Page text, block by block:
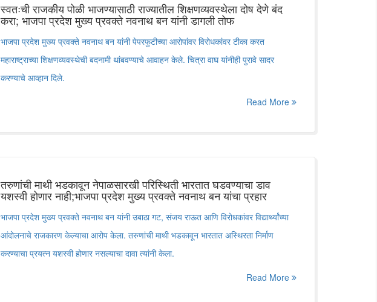
स्वतःची राजकीय पोळी भाजण्यासाठी राज्यातील शिक्षणव्यवस्थेला दोष देणे बंद
करा; भाजपा प्रदेश मुख्य प्रवक्ते नवनाथ बन यांनी डागली तोफ
भाजपा प्रदेश मुख्य प्रवक्ते नवनाथ बन यांनी पेपरफुटीच्या आरोपांवर विरोधकांवर टीका करत
महाराष्ट्राच्या शिक्षणव्यवस्थेची बदनामी थांबवण्याचे आवाहन केले. चित्रा वाघ यांनीही पुरावे सादर
करण्याचे आव्हान दिले.
Read More
तरुणांची माथी भडकावून नेपाळसारखी परिस्थिती भारतात घडवण्याचा डाव
यशस्वी होणार नाही;भाजपा प्रदेश मुख्य प्रवक्ते नवनाथ बन यांचा प्रहार
भाजपा प्रदेश मुख्य प्रवक्ते नवनाथ बन यांनी उबाठा गट, संजय राऊत आणि विरोधकांवर विद्यार्थ्यांच्या
आंदोलनाचे राजकारण केल्याचा आरोप केला. तरुणांची माथी भडकावून भारतात अस्थिरता निर्माण
करण्याचा प्रयत्न यशस्वी होणार नसल्याचा दावा त्यांनी केला.
Read More